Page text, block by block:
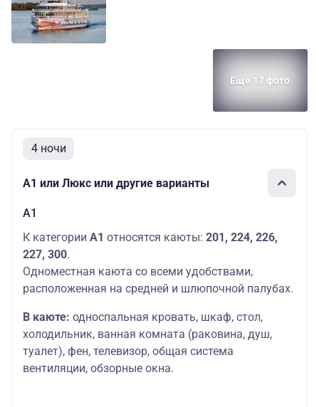
Еще 17 фото
4 ночи
А1 или Люкс или другие варианты
А1
К категории А1 относятся каюты: 201, 224, 226,
227, 300.
Одноместная каюта со всеми удобствами,
расположенная на средней и шлюпочной палубах.
В каюте: односпальная кровать, шкаф, стол,
холодильник, ванная комната (раковина, душ,
туалет), фен, телевизор, общая система
вентиляции, обзорные окна.